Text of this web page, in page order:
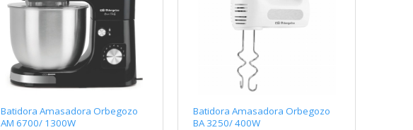
Batidora Amasadora Orbegozo
AM 6700/ 1300W
Batidora Amasadora Orbegozo
BA 3250/ 400W